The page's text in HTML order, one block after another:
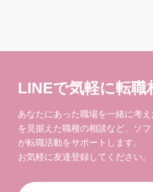
LINEで気軽に転職
あなたにあった職場を一緒に考
を見据えた職種の相談など、ソ
が転職活動をサポートします。
お気軽に友達登録してください。